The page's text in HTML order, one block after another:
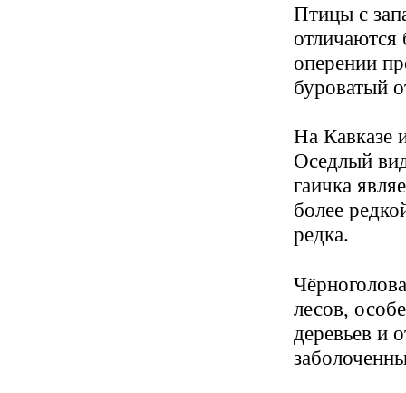
Птицы с
отличаются
оперении
буроватый
На Кавказе
Оседлый
гаичка
более
редка.
лесов,
деревьев и